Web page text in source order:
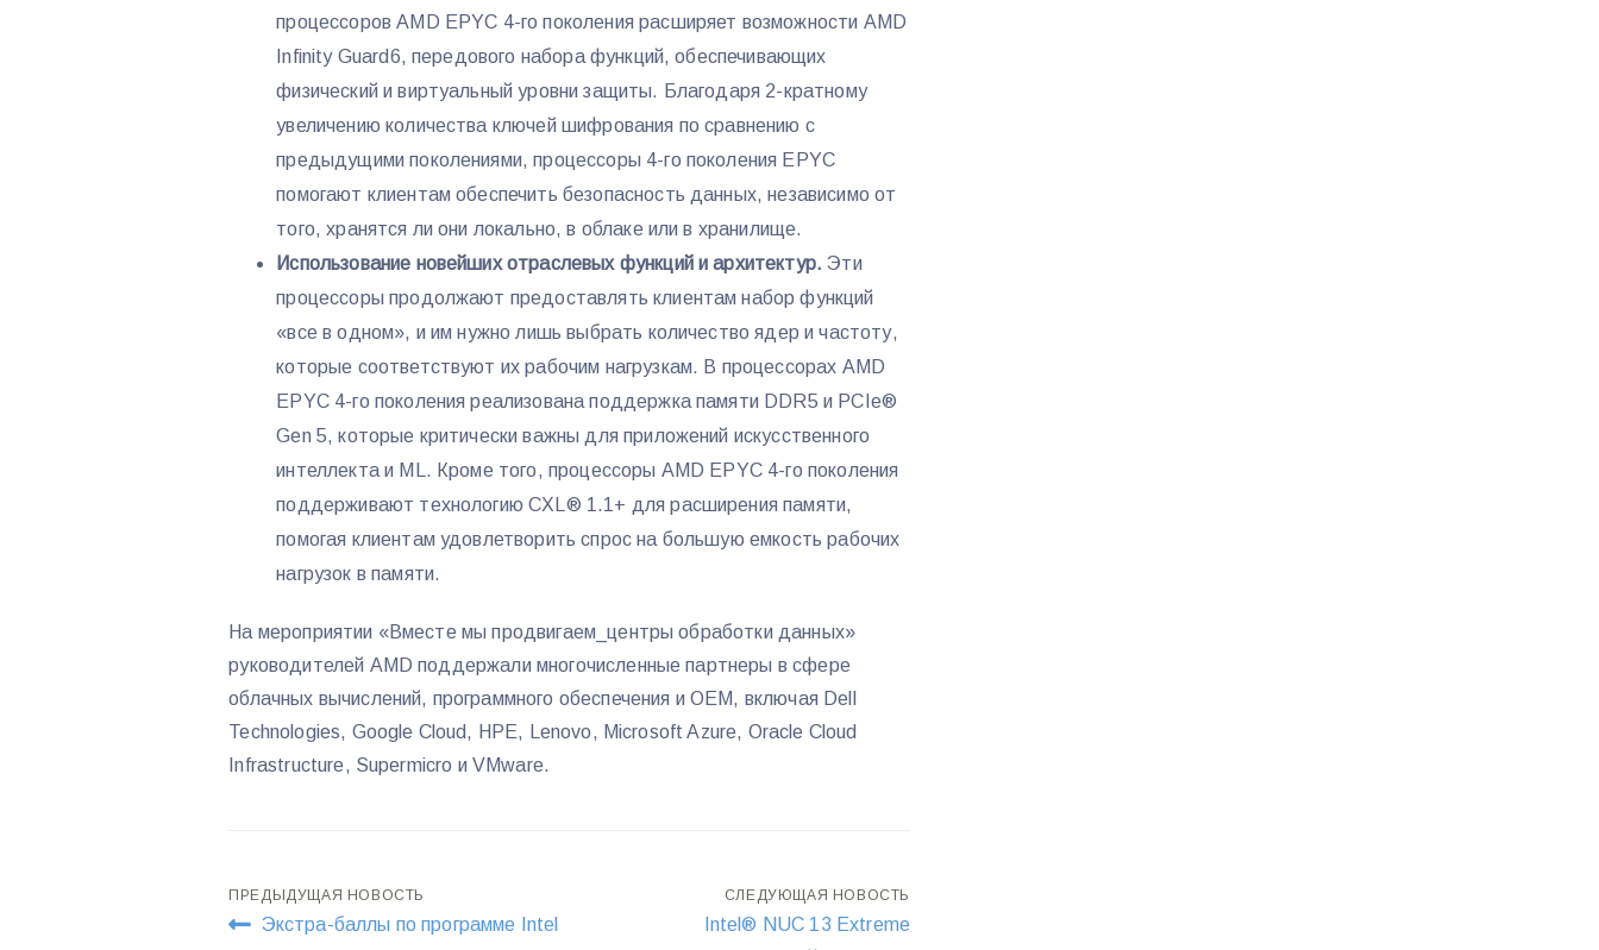
процессоров AMD EPYC 4-го поколения расширяет возможности AMD
Infinity Guard6, передового набора функций, обеспечивающих
физический и виртуальный уровни защиты. Благодаря 2-кратному
увеличению количества ключей шифрования по сравнению с
предыдущими поколениями, процессоры 4-го поколения EPYC
помогают клиентам обеспечить безопасность данных, независимо от
того, хранятся ли они локально, в облаке или в хранилище.
Использование новейших отраслевых функций и архитектур. Эти
процессоры продолжают предоставлять клиентам набор функций
«все в одном», и им нужно лишь выбрать количество ядер и частоту,
которые соответствуют их рабочим нагрузкам. В процессорах AMD
EPYC 4-го поколения реализована поддержка памяти DDR5 и PCIe®
Gen 5, которые критически важны для приложений искусственного
интеллекта и ML. Кроме того, процессоры AMD EPYC 4-го поколения
поддерживают технологию CXL® 1.1+ для расширения памяти,
помогая клиентам удовлетворить спрос на большую емкость рабочих
нагрузок в памяти.
На мероприятии «Вместе мы продвигаем_центры обработки данных»
руководителей AMD поддержали многочисленные партнеры в сфере
облачных вычислений, программного обеспечения и OEM, включая Dell
Technologies, Google Cloud, HPE, Lenovo, Microsoft Azure, Oracle Cloud
Infrastructure, Supermicro и VMware.
Навигация
ПРЕДЫДУЩАЯ НОВОСТЬ
Экстра-баллы по программе Intel
СЛЕДУЮЩАЯ НОВОСТЬ
Intel® NUC 13 Extreme